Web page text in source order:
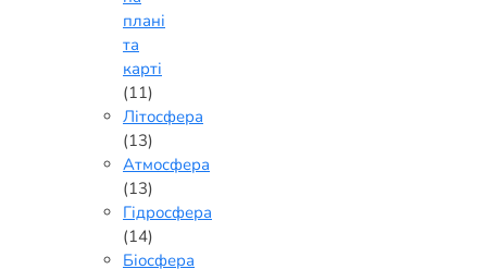
плані
та
карті
(11)
Літосфера
(13)
Атмосфера
(13)
Гідросфера
(14)
Біосфера